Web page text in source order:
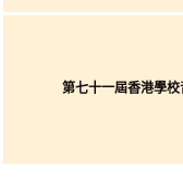
第七十一屆香港學校